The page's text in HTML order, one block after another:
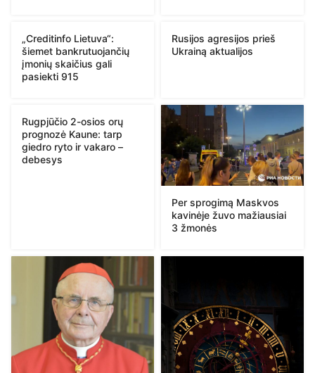
„Creditinfo Lietuva“:
šiemet bankrutuojančių
įmonių skaičius gali
pasiekti 915
Rusijos agresijos prieš
Ukrainą aktualijos
Rugpjūčio 2-osios orų
prognozė Kaune: tarp
giedro ryto ir vakaro –
debesys
Per sprogimą Maskvos
kavinėje žuvo mažiausiai
3 žmonės